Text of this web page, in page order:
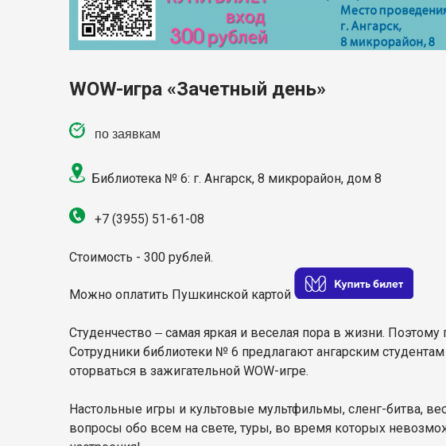
WOW-игра «Зачетный день»
по заявкам
Библиотека № 6: г. Ангарск, 8 микрорайон, дом 8
+7 (3955) 51-61-08
Стоимость - 300 рублей.
Можно оплатить Пушкинской картой
Студенчество ‒ самая яркая и веселая пора в жизни.
Сотрудники библиотеки № 6 предлагают ангарским
оторваться в зажигательной WOW-игре.
Настольные игры и культовые мультфильмы, сленг-битва,
вопросы обо всем на свете, туры, во время которых